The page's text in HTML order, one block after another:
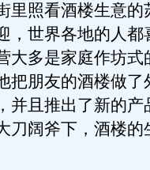
照看酒楼生意的
，世界各地的人都
大多是家庭作坊式
把朋友的酒楼做了
并且推出了新的产
刀阔斧下，酒楼